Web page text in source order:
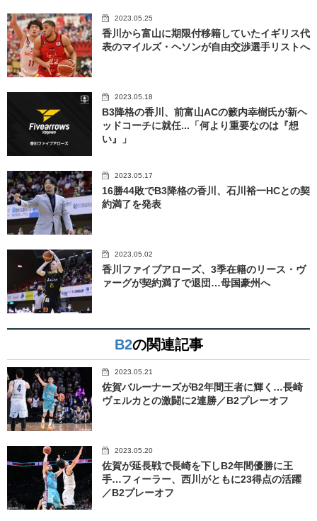
2023.05.25
香川から富山に期限付移籍していたイギリス代
表のマイルズ・ヘソンが自由交渉選手リストへ
2023.05.18
B3降格の香川、前富山ACの籔内幸樹氏が新ヘ
ッドコーチに就任...「何より重要なのは『想
い』」
2023.05.17
16勝44敗でB3降格の香川、石川裕一HCとの契
約満了を発表
2023.05.02
香川ファイブアローズ、3季在籍のリース・ヴ
ァーグが契約満了で退団…母国豪州へ
B2の関連記事
2023.05.21
佐賀バルーナーズがB2年間王者に輝く…長崎
ヴェルカとの激闘に2連勝／B2プレーオフ
2023.05.20
佐賀が延長戦で長崎を下しB2年間優勝に王
手…フィーラー、西川がともに23得点の活躍
／B2プレーオフ